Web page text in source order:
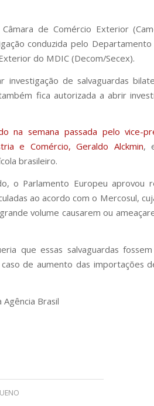
de Comércio Exterior
conduzida pelo
do MDIC (Decom/Secex).
investigação de salvaguardas
fica autorizada a abrir
na semana passada pelo vice-
e Comércio, Geraldo Alckmin,
brasileiro.
o Parlamento Europeu aprovou
ao acordo com o Mercosul,
volume causarem ou
que essas salvaguardas fossem
de aumento das importações
Brasil